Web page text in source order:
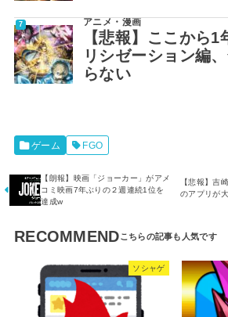
アニメ・漫画
【悲報】ここから
リシゼーション編
らない
ゲーム FGO
【朗報】映画「ジョーカー」がアメ
コミ映画7年ぶりの２週連続1位を
達成w
【悲報】吉
のアプリが
RECOMMEND
ソシャゲ